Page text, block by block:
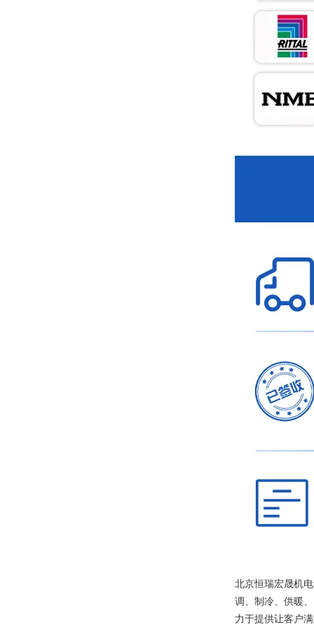
北京恒瑞宏晟机
调、制冷、供暖
力于提供让客户